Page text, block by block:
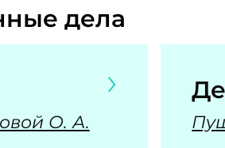
дела
О. А.